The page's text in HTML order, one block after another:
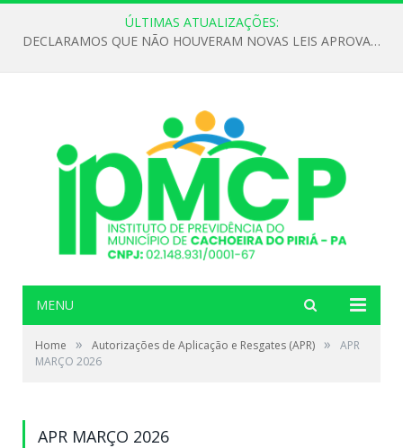
ÚLTIMAS ATUALIZAÇÕES:
DECLARAMOS QUE NÃO HOUVERAM NOVAS LEIS APROVADAS ATÉ O MOMENTO PARA O INSTITUTO DE PREVIDÊNCIA NO ANO DE 2026
MENU
Home » Autorizações de Aplicação e Resgates (APR) »
APR
MARÇO 2026
APR MARÇO 2026